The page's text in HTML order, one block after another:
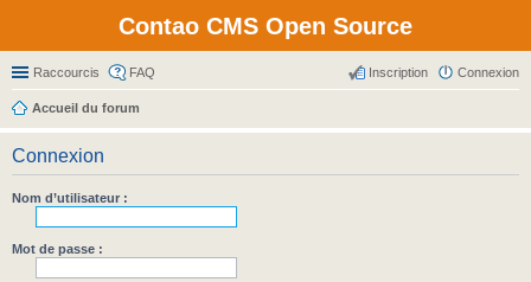
Contao CMS Open Source
Raccourcis FAQ Connexion
Inscription
Accueil du forum
Connexion
Nom d’utilisateur :
Mot de passe :